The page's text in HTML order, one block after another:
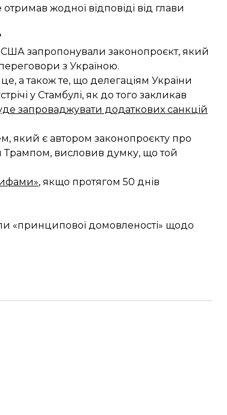
жодної відповіді від глави
США запропонували законопроєкт, який
з Україною.
а також те, що делегаціям України
у Стамбулі, як до того закликав
запроваджувати додаткових санкцій
який є автором законопроєкту про
Трампом, висловив думку, що той
, якщо протягом 50 днів
«принципової домовленості» щодо